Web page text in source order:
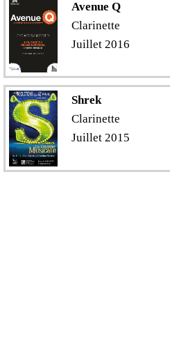
Avenue Q
Clarinette
Juillet 2016
Shrek
Clarinette
Juillet 2015